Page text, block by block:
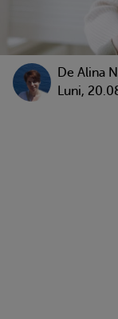
De Alina
Luni,